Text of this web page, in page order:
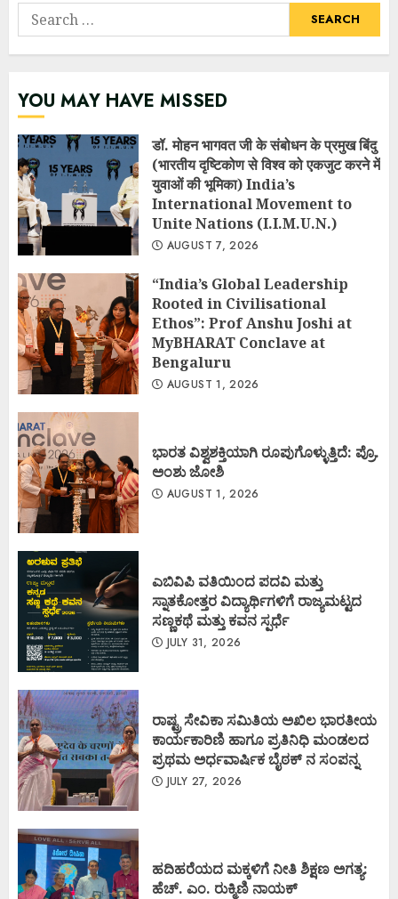
Search
for:
YOU MAY HAVE MISSED
डॉ. मोहन भागवत जी के संबोधन के प्रमुख बिंदु
(भारतीय दृष्टिकोण से विश्व को एकजुट करने में
युवाओं की भूमिका) India’s
International Movement to
Unite Nations (I.I.M.U.N.)
AUGUST 7, 2026
“India’s Global Leadership
Rooted in Civilisational
Ethos”: Prof Anshu Joshi at
MyBHARAT Conclave at
Bengaluru
AUGUST 1, 2026
ಭಾರತ ವಿಶ್ವಶಕ್ತಿಯಾಗಿ ರೂಪುಗೊಳ್ಳುತ್ತಿದೆ: ಪ್ರೊ.
ಅಂಶು ಜೋಶಿ
AUGUST 1, 2026
ಎಬಿವಿಪಿ ವತಿಯಿಂದ ಪದವಿ ಮತ್ತು
ಸ್ನಾತಕೋತ್ತರ ವಿದ್ಯಾರ್ಥಿಗಳಿಗೆ ರಾಜ್ಯಮಟ್ಟದ
ಸಣ್ಣಕಥೆ ಮತ್ತು ಕವನ ಸ್ಪರ್ಧೆ
JULY 31, 2026
ರಾಷ್ಟ್ರ ಸೇವಿಕಾ ಸಮಿತಿಯ ಅಖಿಲ ಭಾರತೀಯ
ಕಾರ್ಯಕಾರಿಣಿ ಹಾಗೂ ಪ್ರತಿನಿಧಿ ಮಂಡಲದ
ಪ್ರಥಮ ಅರ್ಧವಾರ್ಷಿಕ ಬೈಠಕ್ ನ ಸಂಪನ್ನ
JULY 27, 2026
ಹದಿಹರೆಯದ ಮಕ್ಕಳಿಗೆ ನೀತಿ ಶಿಕ್ಷಣ ಅಗತ್ಯ:
ಹೆಚ್. ಎಂ. ರುಕ್ಮಿಣಿ ನಾಯಕ್